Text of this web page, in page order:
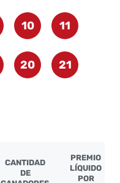
10 11
20 21
CANTIDAD
DE
PREMIO
LÍQUIDO
POR